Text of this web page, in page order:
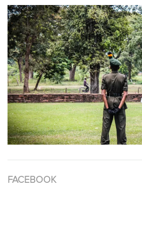
FACEBOOK